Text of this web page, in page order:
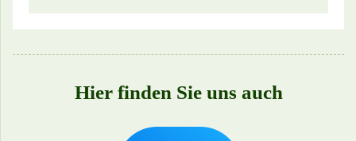
Hier finden Sie uns auch